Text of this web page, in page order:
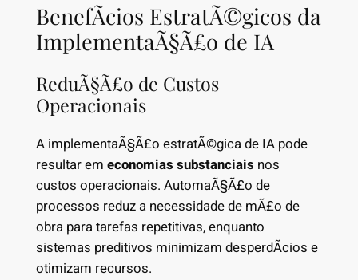
BenefÃ­cios EstratÃ©gicos da
ImplementaÃ§Ã£o de IA
ReduÃ§Ã£o de Custos
Operacionais
A implementaÃ§Ã£o estratÃ©gica de IA pode
resultar em economias substanciais nos
custos operacionais. AutomaÃ§Ã£o de
processos reduz a necessidade de mÃ£o de
obra para tarefas repetitivas, enquanto
sistemas preditivos minimizam desperdÃ­cios e
otimizam recursos.